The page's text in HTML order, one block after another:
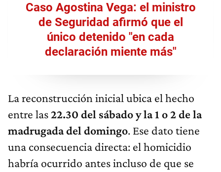
Caso Agostina Vega: el ministro
de Seguridad afirmó que el
único detenido "en cada
declaración miente más"
La reconstrucción inicial ubica el hecho
entre las22.30 del sábado y la 1 o 2 de la
madrugada del domingo. Ese dato tiene
una consecuencia directa: el homicidio
habría ocurrido antes incluso de que se